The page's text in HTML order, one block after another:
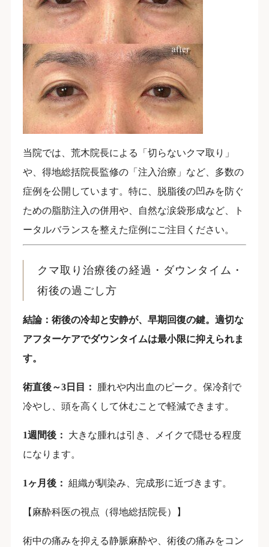
当院では、荒木院長による「切らないクマ取り」
や、得地総括院長監修の「注入治療」など、多数の
症例を公開しています。特に、脱脂後の凹みを防ぐ
ための脂肪注入の併用や、自然な涙袋形成など、ト
ータルバランスを整えた症例にご注目ください。
クマ取り治療後の経過・ダウンタイム・
術後の過ごし方
結論：術後の冷却と安静が、早期回復の鍵。適切な
アフターケアでダウンタイムは最小限に抑えられま
す。
術直後～3日目：
腫れや内出血のピーク。保冷剤で
冷やし、頭を高くして休むことで軽減できます。
1週間後：
大きな腫れは引き、メイクで隠せる程度
になります。
1ヶ月後： 組織が馴染み、完成形に近づきます。
【麻酔科医の視点（得地総括院長）】
術中の痛みを抑える静脈麻酔や、術後の痛みをコン